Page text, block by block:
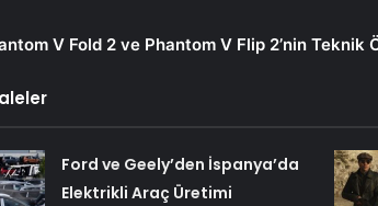
V Fold 2 ve Phantom V Flip 2’nin Teknik
Ford ve Geely’den İspanya’da
Elektrikli Araç Üretimi